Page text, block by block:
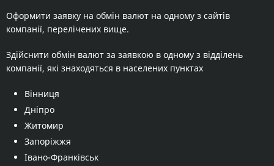
Оформити заявку на обмін валют на одному з сайтів
компанії, перелічених вище.
Здійснити обмін валют за заявкою в одному з відділень
компанії, які знаходяться в населених пунктах
Вінниця
Дніпро
Житомир
Запоріжжя
Івано-Франківськ